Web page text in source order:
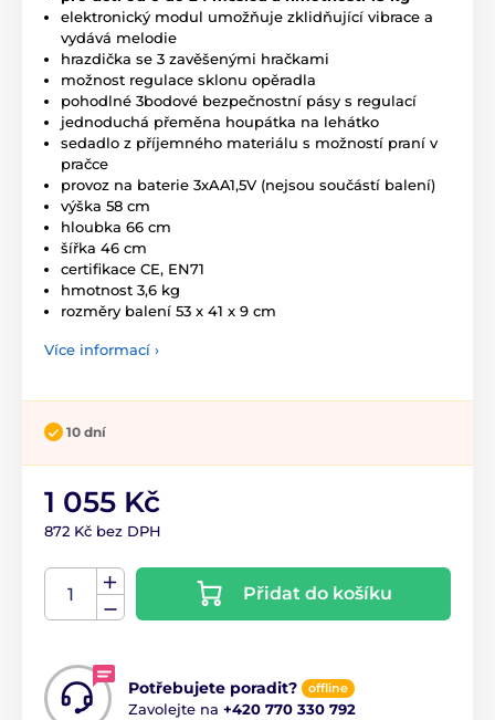
elektronický modul umožňuje zklidňující vibrace a
vydává melodie
hrazdička se 3 zavěšenými hračkami
možnost regulace sklonu opěradla
pohodlné 3bodové bezpečnostní pásy s regulací
jednoduchá přeměna houpátka na lehátko
sedadlo z příjemného materiálu s možností praní v
pračce
provoz na baterie 3xAA1,5V (nejsou součástí balení)
výška 58 cm
hloubka 66 cm
šířka 46 cm
certifikace CE, EN71
hmotnost 3,6 kg
rozměry balení 53 x 41 x 9 cm
Více informací ›
10 dní
1 055 Kč
872 Kč bez DPH
Přidat do košíku
Potřebujete poradit? offline
Zavolejte na +420 770 330 792